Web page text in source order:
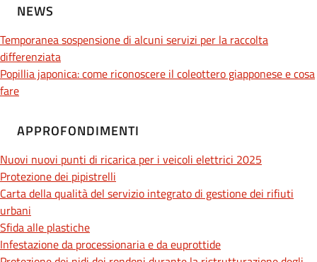
NEWS
Temporanea sospensione di alcuni servizi per la raccolta
differenziata
Popillia japonica: come riconoscere il coleottero giapponese e cosa
fare
APPROFONDIMENTI
Nuovi nuovi punti di ricarica per i veicoli elettrici 2025
Protezione dei pipistrelli
Carta della qualità del servizio integrato di gestione dei rifiuti
urbani
Sfida alle plastiche
Infestazione da processionaria e da euprottide